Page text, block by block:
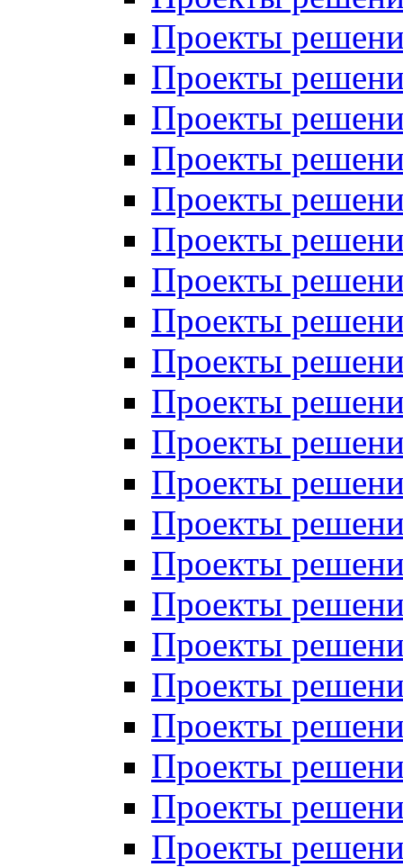
Проекты
Проекты
Проекты
Проекты
Проекты
Проекты
Проекты
Проекты
Проекты
Проекты
Проекты
Проекты
Проекты
Проекты
Проекты
Проекты
Проекты
Проекты
Проекты
Проекты
Проекты